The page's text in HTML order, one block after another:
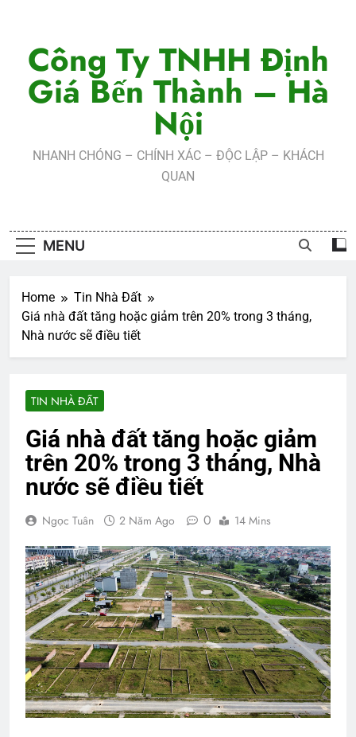
contentCông Ty TNHH Định
Giá Bến Thành – Hà
Nội
NHANH CHÓNG – CHÍNH XÁC – ĐỘC LẬP – KHÁCH
QUAN
MENU
Home
Tin Nhà Đất
Giá nhà đất tăng hoặc giảm trên 20% trong 3 tháng,
Nhà nước sẽ điều tiết
TIN NHÀ ĐẤT
Giá nhà đất tăng hoặc giảm
trên 20% trong 3 tháng, Nhà
nước sẽ điều tiết
Ngọc Tuân 2 Năm Ago 0 14 Mins